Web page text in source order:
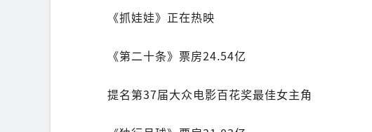
《抓娃娃》正在热映
《第二十条》票房24.54亿
提名第37届大众电影百花奖最佳女主角